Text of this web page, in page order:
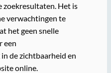
zoekresultaten. Het is
verwachtingen te
het geen snelle
een
de zichtbaarheid en
online.